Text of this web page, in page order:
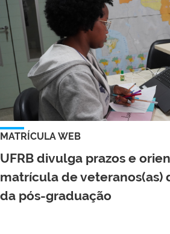
MATRÍCULA WEB
UFRB divulga prazos e
matrícula de veteranos(as)
da pós-graduação